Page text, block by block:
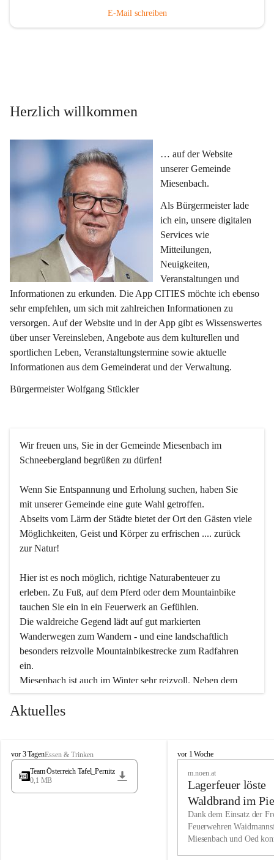
E-Mail schreiben
Herzlich willkommen
… auf der Website
unserer Gemeinde
Miesenbach.
Als Bürgermeister lade
ich ein, unsere digitalen
Services wie
Mitteilungen,
Neuigkeiten,
Veranstaltungen und
Informationen zu erkunden. Die App CITIES möchte ich ebenso
sehr empfehlen, um sich mit zahlreichen Informationen zu
versorgen. Auf der Website und in der App gibt es Wissenswertes
über unser Vereinsleben, Angebote aus dem kulturellen und
sportlichen Leben, Veranstaltungstermine sowie aktuelle
Informationen aus dem Gemeinderat und der Verwaltung.
Bürgermeister Wolfgang Stückler
Wir freuen uns, Sie in der Gemeinde Miesenbach im
Schneebergland begrüßen zu dürfen!
Wenn Sie Entspannung und Erholung suchen, haben Sie
mit unserer Gemeinde eine gute Wahl getroffen.
Abseits vom Lärm der Städte bietet der Ort den Gästen viele
Möglichkeiten, Geist und Körper zu erfrischen .... zurück
zur Natur!
Hier ist es noch möglich, richtige Naturabenteuer zu
erleben. Zu Fuß, auf dem Pferd oder dem Mountainbike
tauchen Sie ein in ein Feuerwerk an Gefühlen.
Die waldreiche Gegend lädt auf gut markierten
Wanderwegen zum Wandern - und eine landschaftlich
besonders reizvolle Mountainbikestrecke zum Radfahren
ein.
Miesenbach ist auch im Winter sehr reizvoll. Neben dem
Eisstockschießen gibt es auf dem nahe gelegenen Unterberg
wunderschöne Naturschneepisten, die zum Schifahren oder
vielfältige Angebot unserer Kulturvereine.
Überzeugen Sie sich selbst, dass Sie in Miesenbach sowie
in den Beherbergungsbetrieben, Gaststätten und urigen
Wir kennen Miesenbach als lebens- und liebenswerten Ort.
Tradition und Innovation werden ebenso groß geschrieben
Aktuelles
M
i
s
vor 3 TagenEssen & Trinken
Team Österreich Tafel_Pernitz
0,1 MB
M
h
vor 1 Woche
m.noen.at
Lagerfeuer löste
Waldbrand im
aus
Dank dem Einsatz der
Feuerwehren
Miesenbach und Oed